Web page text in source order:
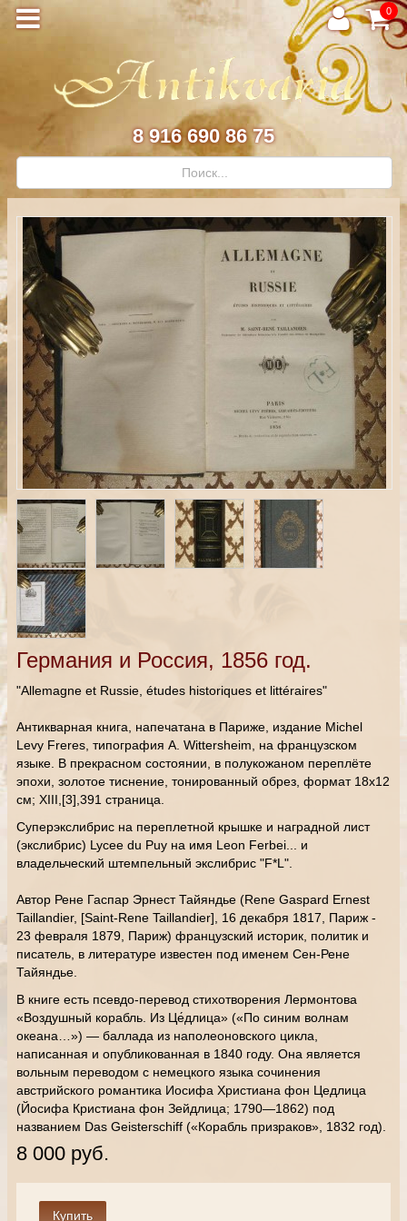
0
8 916 690 86 75
Германия и Россия, 1856 год.
"Allemagne et Russie, études historiques et littéraires"
Антикварная книга, напечатана в Париже, издание Michel
Levy Freres, типография A. Wittersheim, на французском
языке. В прекрасном состоянии, в полукожаном переплёте
эпохи, золотое тиснение, тонированный обрез, формат 18х12
см; XIII,[3],391 страница.
Суперэкслибрис на переплетной крышке и наградной лист
(экслибрис) Lycee du Puy на имя Leon Ferbei... и
владельческий штемпельный экслибрис "F*L".
Автор Рене Гаспар Эрнест Тайяндье (Rene Gaspard Ernest
Taillandier, [Saint-Rene Taillandier], 16 декабря 1817, Париж -
23 февраля 1879, Париж) французский историк, политик и
писатель, в литературе известен под именем Сен-Рене
Тайяндье.
В книге есть псевдо-перевод стихотворения Лермонтова
«Воздушный корабль. Из Це́длица» («По синим волнам
океана…») — баллада из наполеоновского цикла,
написанная и опубликованная в 1840 году. Она является
вольным переводом с немецкого языка сочинения
австрийского романтика Иосифа Христиана фон Цедлица
(Йосифа Кристиана фон Зейдлица; 1790—1862) под
названием Das Geisterschiff («Корабль призраков», 1832 год).
8 000 руб.